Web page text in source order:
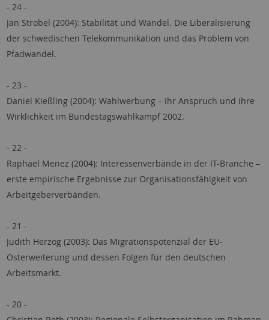
- 24 -
Jan Strobel (2004): Stabilität und Wandel. Die Liberalisierung
der schwedischen Telekommunikation und das Problem von
Pfadwandel.
- 23 -
Daniel Kießling (2004): Wahlwerbung – Ihr Anspruch und ihre
Wirklichkeit im Bundestagswahlkampf 2002.
- 22 -
Raphael Menez (2004): Interessenverbände in der IT-Branche –
erste empirische Ergebnisse zur Organisationsfähigkeit von
Arbeitgeberverbänden.
- 21 -
Judith Herzog (2003): Das Migrationspotenzial der EU-
Osterweiterung und dessen Folgen für den deutschen
Arbeitsmarkt.
- 20 -